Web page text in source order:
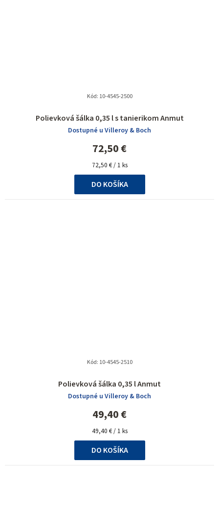
Polievková šálka 0,35 l s tanierikom Anmut
Dostupné u Villeroy & Boch
72,50 €
Jednotková
cena:
72,50 € / 1 ks
DO KOŠÍKA
Kód: 10-4545-2500
Polievková šálka 0,35 l Anmut
Dostupné u Villeroy & Boch
49,40 €
Jednotková
cena:
49,40 € / 1 ks
DO KOŠÍKA
Kód: 10-4545-2510